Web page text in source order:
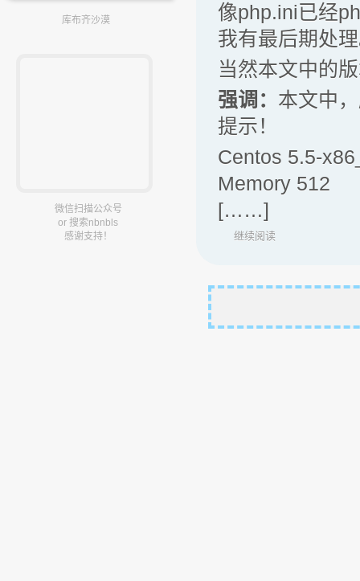
库布齐沙漠
微信扫描公众号
or 搜索nbnbls
感谢支持！
像php.ini已经
我有最后期处
当然本文中的
强调： 本文中
提示！
Centos 5.5-
Memory 512
[……]
继续阅读